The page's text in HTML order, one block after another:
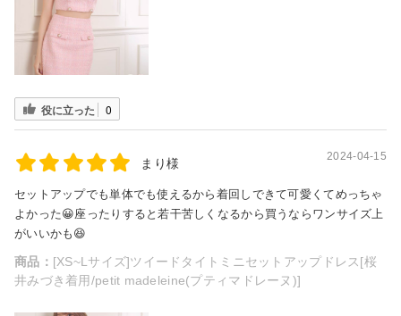
役に立った 0
まり様 2024-04-15
セットアップでも単体でも使えるから着回しできて可愛くてめっちゃ
よかった😀座ったりすると若干苦しくなるから買うならワンサイズ上
がいいかも😆
商品： [XS~Lサイズ]ツイードタイトミニセットアップドレス[桜
井みづき着用/petit madeleine(プティマドレーヌ)]